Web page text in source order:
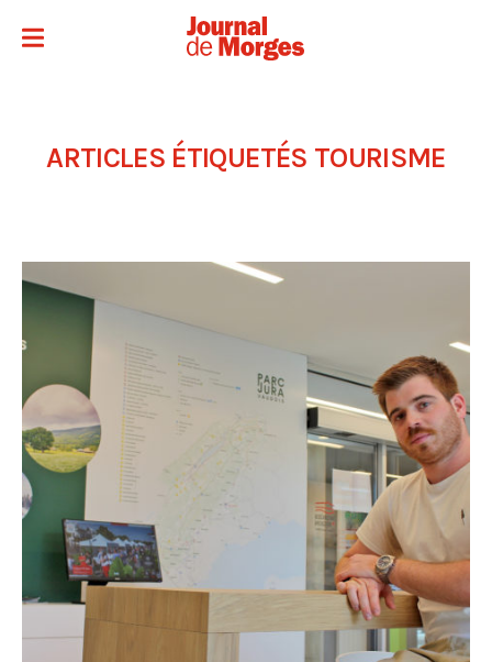
ARTICLES ÉTIQUETÉS TOURISME